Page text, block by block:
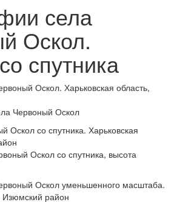
села
Оскол.
спутника
Червоный Оскол
Оскол со спутника, высота